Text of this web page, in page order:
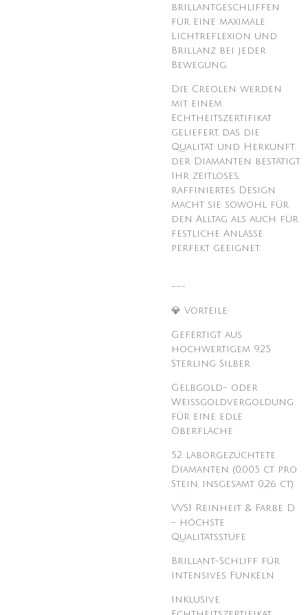
brillantgeschliffen
für eine maximale
Lichtreflexion und
Brillanz bei jeder
Bewegung.
Die Creolen werden
mit einem
Echtheitszertifikat
geliefert, das die
Qualität und Herkunft
der Diamanten bestätigt.
Ihr zeitloses,
raffiniertes Design
macht sie sowohl für
den Alltag als auch für
festliche Anlässe
perfekt geeignet.
---
💎 Vorteile:
Gefertigt aus
hochwertigem 925
Sterling Silber
Gelbgold- oder
Weißgoldvergoldung
für eine edle
Oberfläche
52 laborgezüchtete
Diamanten (0,005 ct pro
Stein, insgesamt 0,26 ct)
VVS1 Reinheit & Farbe D
– höchste
Qualitätsstufe
Brillant-Schliff für
intensives Funkeln
Inklusive